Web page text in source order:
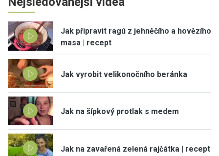
Jak připravit ragú z jehněčího a hovězího
masa | recept
Jak vyrobit velikonočního beránka
Jak na šípkový protlak s medem
Jak na zavařená zelená rajčátka | recept